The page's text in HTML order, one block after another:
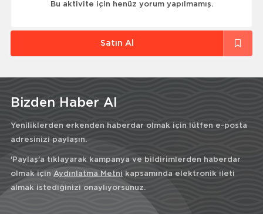
Bu aktivite için henüz yorum yapılmamış.
Satın Al
Bizden Haber Al
Yeniliklerden erkenden haberdar olmak için lütfen e-posta
adresinizi paylaşın.
'Paylaş'a tıklayarak kampanya ve bildirimlerden haberdar
olmak için Aydınlatma Metni kapsamında elektronik ileti
almak istediğinizi onaylıyorsunuz.